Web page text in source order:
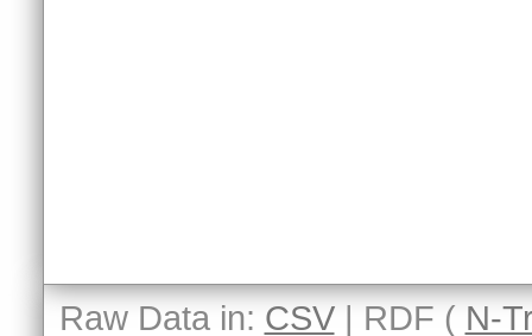
Raw Data in: CSV| RDF ( N-